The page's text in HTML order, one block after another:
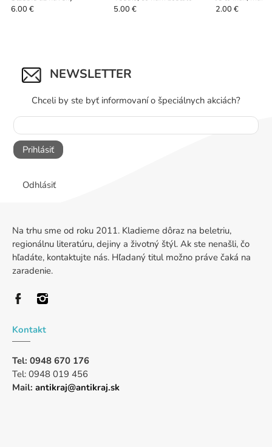
6.00 €
5.00 €
2.00 €
NEWSLETTER
Chceli by ste byť informovaní o špeciálnych akciách?
Prihlásiť
Odhlásiť
Na trhu sme od roku 2011. Kladieme dôraz na beletriu,
regionálnu literatúru, dejiny a životný štýl. Ak ste nenašli, čo
hľadáte, kontaktujte nás. Hľadaný titul možno práve čaká na
zaradenie.
Kontakt
Tel: 0948 670 176
Tel: 0948 019 456
Mail: antikraj@antikraj.sk